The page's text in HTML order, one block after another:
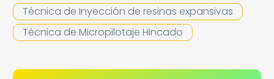
Técnica de Inyección de resinas expansivas
Técnica de Micropilotaje Hincado